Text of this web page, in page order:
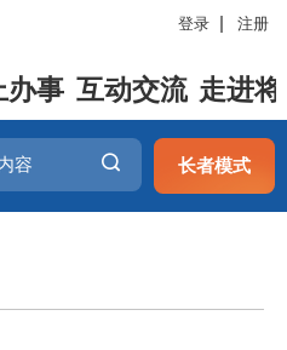
登录 注册
办事 互动交流 走进
长者模式